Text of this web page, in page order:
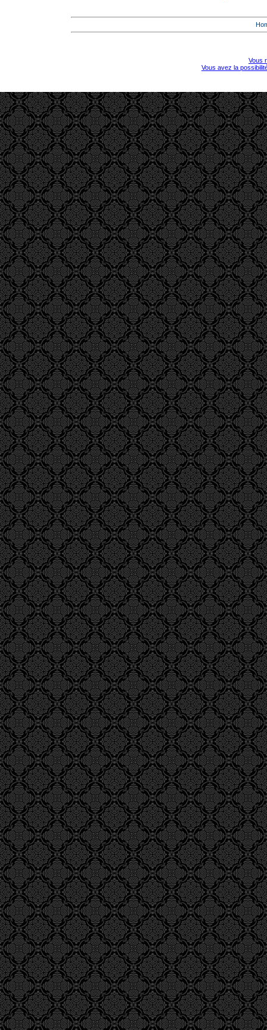
Vous
Vous avez la